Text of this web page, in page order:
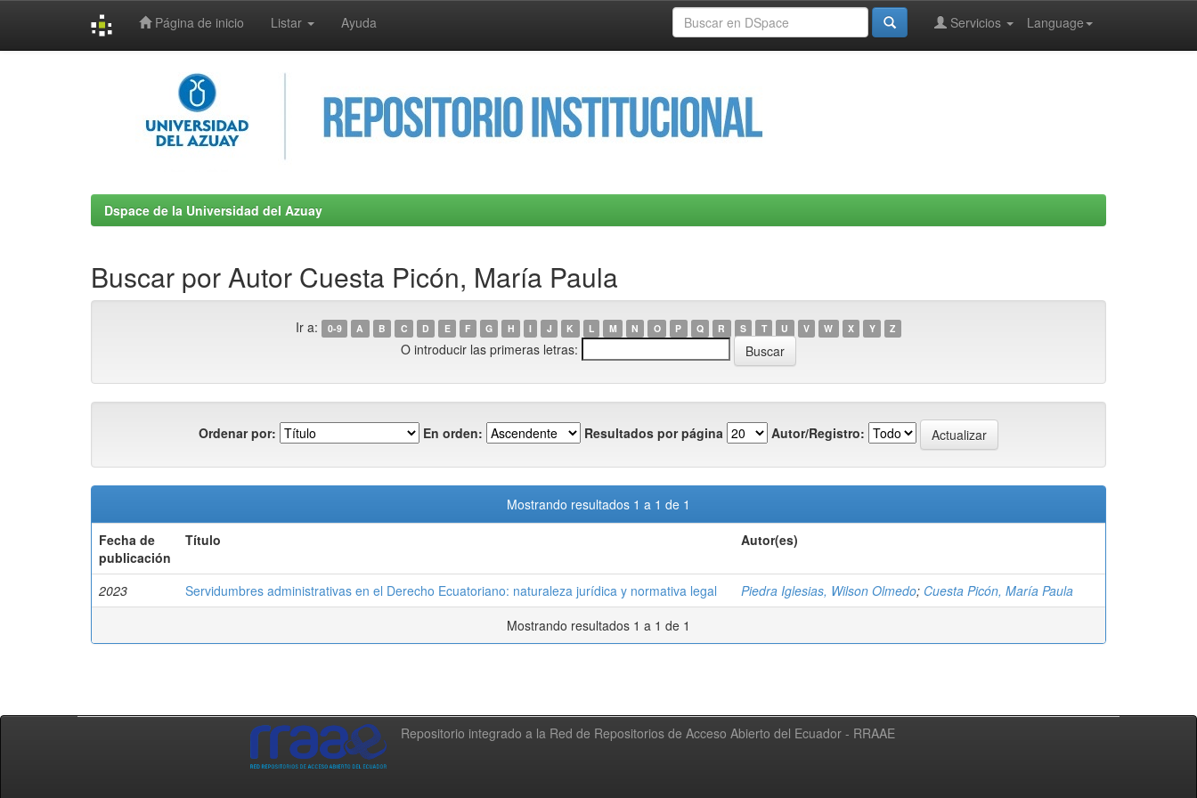
Página de inicio Listar Ayuda Language
Servicios
Dspace de la Universidad del Azuay
Buscar por Autor Cuesta Picón, María Paula
Ir a: 0-9 A B C D E F G H I J K L M N O P Q R S T U V W X Y Z
O introducir las primeras letras:
Ordenar por: En orden: Resultados por página Autor/Registro:
Mostrando resultados 1 a 1 de 1
Fecha de
publicación
Título Autor(es)
2023 Servidumbres administrativas en el Derecho Ecuatoriano: naturaleza jurídica y normativa legal Piedra Iglesias, Wilson Olmedo; Cuesta Picón, María Paula
Mostrando resultados 1 a 1 de 1
Repositorio integrado a la Red de Repositorios de Acceso Abierto del Ecuador - RRAAE